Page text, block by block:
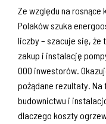
Ze względu na
Polaków szuka
liczby – szacuje się, że
zakup i instalację
000 inwestorów.
pożądane rezultaty.
budownictwu i
dlaczego koszty